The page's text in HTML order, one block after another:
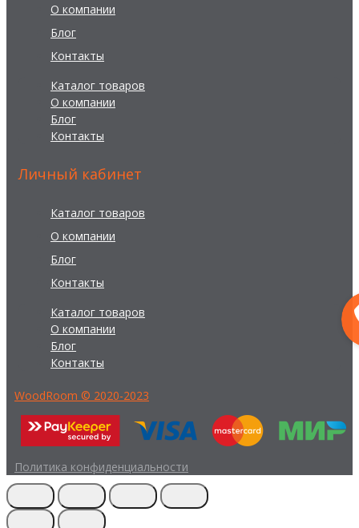
О компании
Блог
Контакты
Каталог товаров
О компании
Блог
Контакты
Личный кабинет
Каталог товаров
О компании
Блог
Контакты
Каталог товаров
О компании
Блог
Контакты
WoodRoom © 2020-2023
Политика конфиденциальности